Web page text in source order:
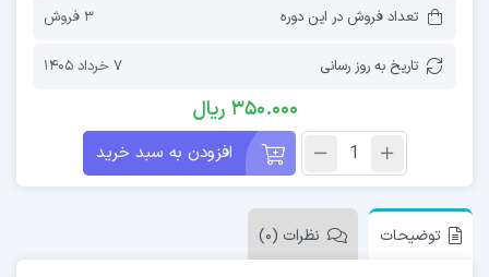
تعداد فروش در این دوره 3 فروش
تاریخ به روز رسانی 7 خرداد 1405
350.000 ریال
افزودن به سبد خرید
توضیحات نظرات (0)